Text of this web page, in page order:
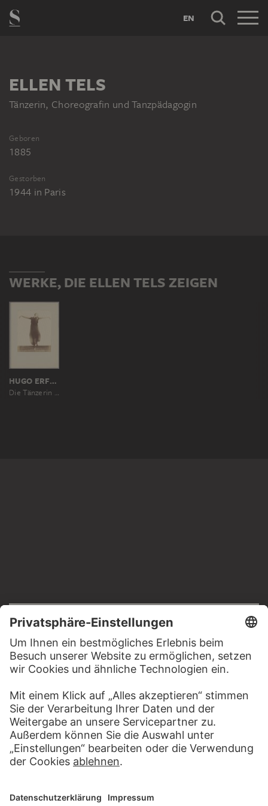
EN
ELLEN TELS
Tänzerin, Choreografin und Tanzpädagogin
Geboren
1885
Gestorben
1944 in Paris
WERKE, DIE ELLEN TELS ZEIGEN
HUGO ERFURTH
Die Tänzerin Ellen Tels
Impressum
Datenschutz
Copyright © 2026 Städel Museum
All rights reserved.
DIGITALE SAMMLUNG
Startseite
Werke
Künstler
Alben
SOCIAL MEDIA